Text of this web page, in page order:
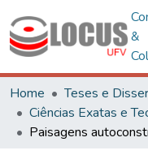
&
Home
Teses e